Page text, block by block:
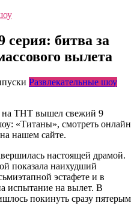
битва за
вылета
Развлекательные шоу
на ТНТ вышел свежий 9
«Титаны», смотреть онлайн
нашем сайте.
настоящей драмой.
показала наихудший
эстафете и в
испытание на вылет. В
покинуть сразу пятерым